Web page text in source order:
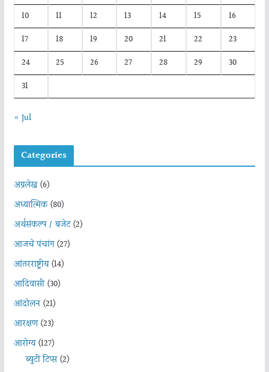
10
11 12 13 14 15
16
17
18 19 20 21 22
23
24
25 26 27 28 29
30
31
« Jul
Categories
अग्रलेख(6)
अध्यात्मिक(80)
अर्थसंकल्प / बजेट(2)
आजचे पंचांग(27)
आंतरराष्ट्रीय(14)
आदिवासी(30)
आंदोलन(21)
आरक्षण(23)
आरोग्य(127)
ब्युटी टिप्स(2)